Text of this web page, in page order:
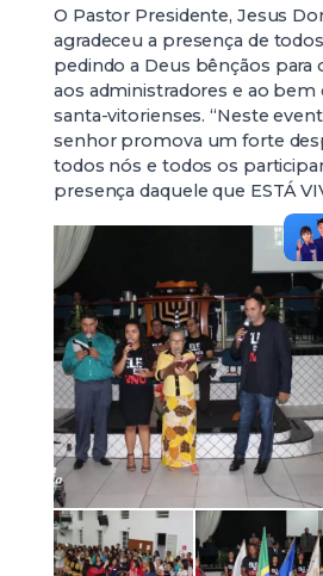
O Pastor Presidente, Jesus
agradeceu a presença de
pedindo a Deus bênçãos para
aos administradores e ao bem
santa-vitorienses. “Neste
senhor promova um forte
todos nós e todos os
presença daquele que ESTÁ